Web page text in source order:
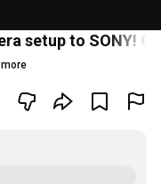
setup to SONY!
more